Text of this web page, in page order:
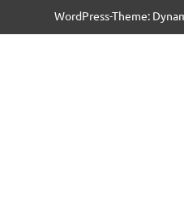
WordPress-Theme: